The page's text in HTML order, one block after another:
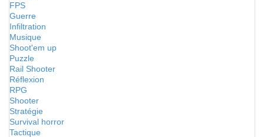
FPS
Guerre
Infiltration
Musique
Shoot'em up
Puzzle
Rail Shooter
Réflexion
RPG
Shooter
Stratégie
Survival horror
Tactique